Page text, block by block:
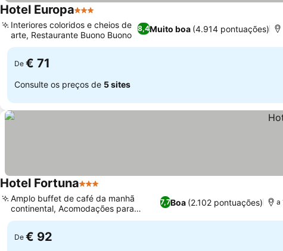
Hotel Europa3 Estrelas
8,4Muito boa (4.914 pontuações)
Interiores coloridos e cheios de
arte, Restaurante Buono Buono
De € 71
Consulte os preços de 5 sites
Hotel Fortuna3 Estrelas
7,7Boa (2.102 pontuações)
Amplo buffet de café da manhã
continental, Acomodações para
famílias
a
De € 92